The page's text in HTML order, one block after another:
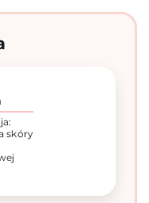
skóry